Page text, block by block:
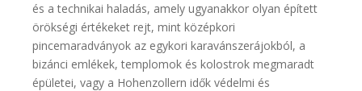
és a technikai haladás, amely ugyanakkor olyan épített
örökségi értékeket rejt, mint középkori
pincemaradványok az egykori karavánszerájokból, a
bizánci emlékek, templomok és kolostrok megmaradt
épületei, vagy a Hohenzollern idők védelmi és